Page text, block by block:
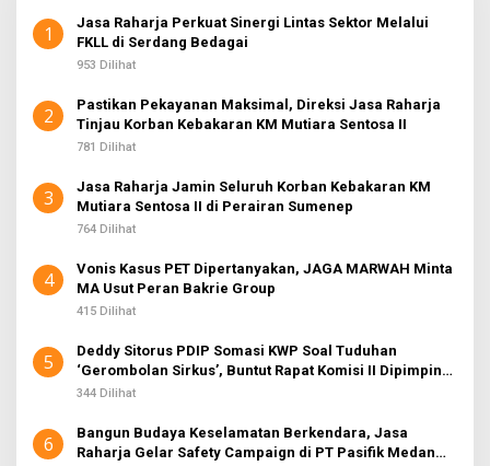
1
Jasa Raharja Perkuat Sinergi Lintas Sektor Melalui
FKLL di Serdang Bedagai
953 Dilihat
2
Pastikan Pekayanan Maksimal, Direksi Jasa Raharja
Tinjau Korban Kebakaran KM Mutiara Sentosa II
781 Dilihat
3
Jasa Raharja Jamin Seluruh Korban Kebakaran KM
Mutiara Sentosa II di Perairan Sumenep
764 Dilihat
4
Vonis Kasus PET Dipertanyakan, JAGA MARWAH Minta
MA Usut Peran Bakrie Group
415 Dilihat
5
Deddy Sitorus PDIP Somasi KWP Soal Tuduhan
‘Gerombolan Sirkus’, Buntut Rapat Komisi II Dipimpin
Sufmi Dasco Ahmad
344 Dilihat
6
Bangun Budaya Keselamatan Berkendara, Jasa
Raharja Gelar Safety Campaign di PT Pasifik Medan